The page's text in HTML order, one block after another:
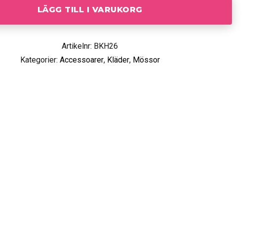
LÄGG TILL I VARUKORG
Artikelnr: BKH26
Kategorier: Accessoarer, Kläder, Mössor